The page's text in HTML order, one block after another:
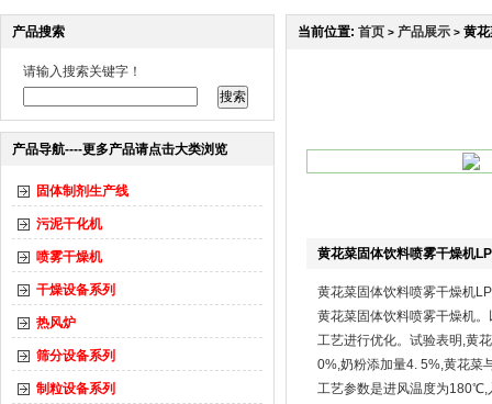
产品搜索
请输入搜索关键字！
产品导航----更多产品请点击大类浏览
固体制剂生产线
污泥干化机
喷雾干燥机
干燥设备系列
热风炉
筛分设备系列
制粒设备系列
当前位置: 首页 > 产品展示 > 黄
黄花菜固体饮料喷雾干燥机
黄花菜固体饮料喷雾干燥机
黄花菜固体饮料喷雾干燥机。
工艺进行优化。试验表明,黄
0%,奶粉添加量4. 5%,黄花菜
工艺参数是进风温度为180℃,